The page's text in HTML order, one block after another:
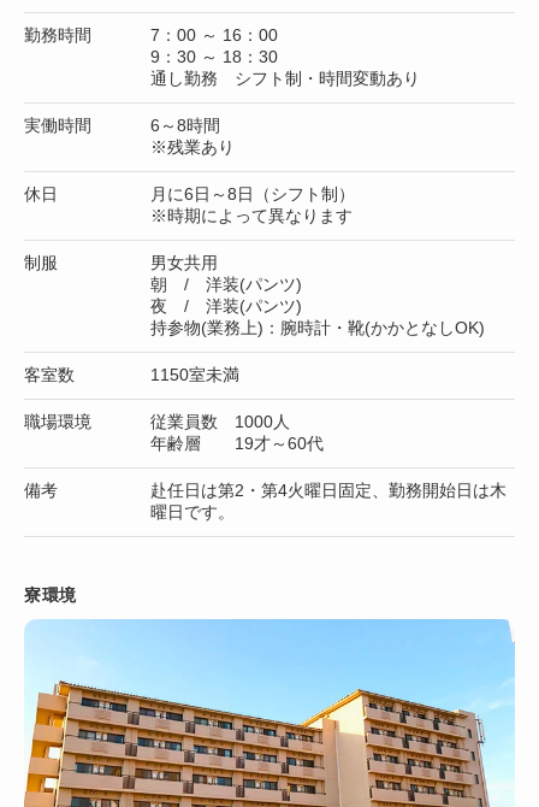
勤務時間
7：00 ～ 16：00
9：30 ～ 18：30
通し勤務 シフト制・時間変動あり
実働時間
6～8時間
※残業あり
休日
月に6日～8日（シフト制）
※時期によって異なります
制服
男女共用
朝 / 洋装(パンツ)
夜 / 洋装(パンツ)
持参物(業務上)：腕時計・靴(かかとなしOK)
客室数 1150室未満
職場環境
従業員数 1000人
年齢層 19才～60代
備考
赴任日は第2・第4火曜日固定、勤務開始日は木
曜日です。
寮環境